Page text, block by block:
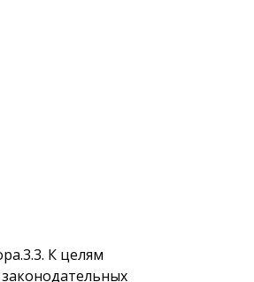
3.3. К целям